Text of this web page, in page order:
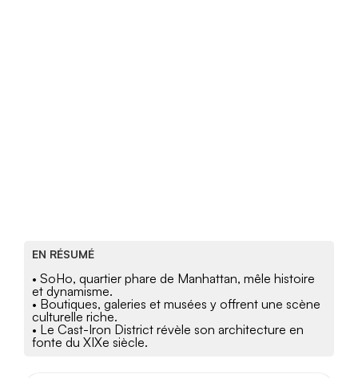
EN RÉSUMÉ
• SoHo, quartier phare de Manhattan, mêle histoire
et dynamisme.
• Boutiques, galeries et musées y offrent une scène
culturelle riche.
• Le Cast-Iron District révèle son architecture en
fonte du XIXe siècle.